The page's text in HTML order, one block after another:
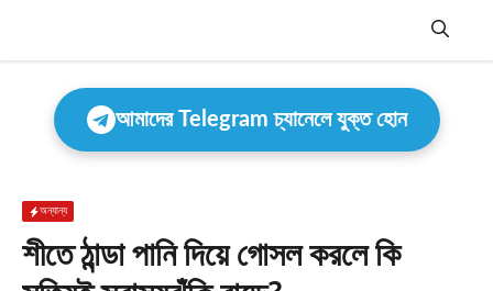
Menu
আমাদের Telegram চ্যানেলে যুক্ত হোন
অন্যান্য
শীতে ঠান্ডা পানি দিয়ে গোসল করলে কি